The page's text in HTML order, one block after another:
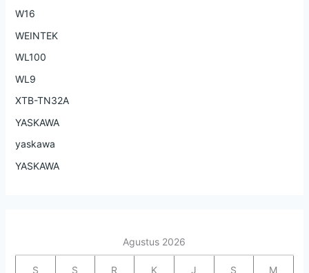
W16
WEINTEK
WL100
WL9
XTB-TN32A
YASKAWA
yaskawa
YASKAWA
Agustus 2026
S S R K J S M